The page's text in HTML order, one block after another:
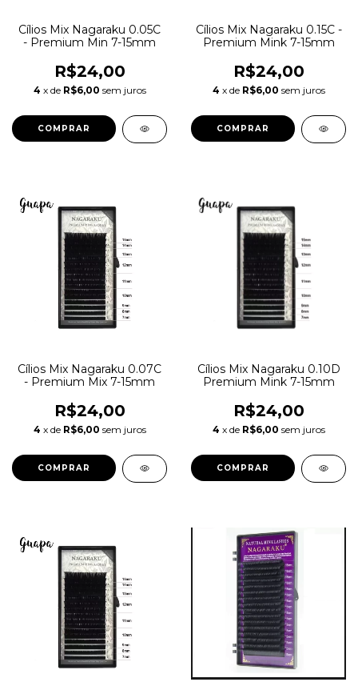
Cílios Mix Nagaraku 0.05C
- Premium Min 7-15mm
R$24,00
4 x de R$6,00 sem juros
Cílios Mix Nagaraku 0.15C -
Premium Mink 7-15mm
R$24,00
4 x de R$6,00 sem juros
Cílios Mix Nagaraku 0.07C
- Premium Mix 7-15mm
R$24,00
4 x de R$6,00 sem juros
Cílios Mix Nagaraku 0.10D
Premium Mink 7-15mm
R$24,00
4 x de R$6,00 sem juros